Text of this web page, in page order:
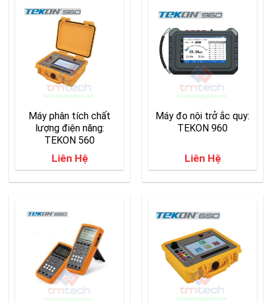
Máy phân tích chất
lượng điện năng:
TEKON 560
Liên Hệ
Máy đo nội trở ắc quy:
TEKON 960
Liên Hệ